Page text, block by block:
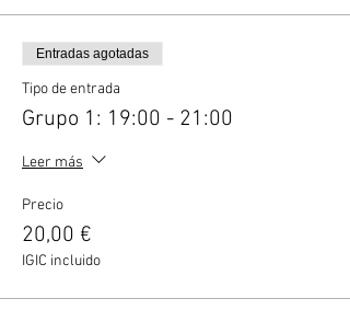
Entradas agotadas
Tipo de entrada
Grupo 1: 19:00 - 21:00
Leer más
Precio
20,00 €
IGIC incluido